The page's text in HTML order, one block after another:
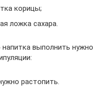
корицы;
ложка сахара.
выполнить нужно
растопить.